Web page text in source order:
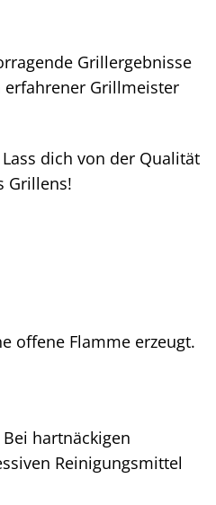
Grillergebnisse
erfahrener Grillmeister
dich von der Qualität
Grillens!
offene Flamme erzeugt.
hartnäckigen
Reinigungsmittel